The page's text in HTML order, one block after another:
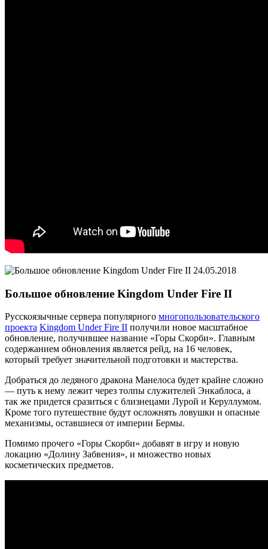
24.05.2018
Большое обновление Kingdom Under Fire II
Русскоязычные сервера популярного многопользовательского
проекта Kingdom Under Fire II получили новое масштабное
обновление, получившее название «Горы Скорби». Главным
содержанием обновления является рейд, на 16 человек,
который требует значительной подготовки и мастерства.
Добраться до ледяного дракона Манелоса будет крайне сложно
— путь к нему лежит через толпы служителей Энкаблоса, а
так же придется сразиться с близнецами Лурой и Керуллумом.
Кроме того путешествие будут осложнять ловушки и опасные
механизмы, оставшиеся от империи Бермы.
Помимо прочего «Горы Скорби» добавят в игру и новую
локацию «Долину Забвения», и множество новых
косметических предметов.